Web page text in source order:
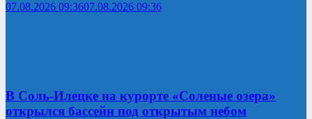
07.08.2026 09:3607.08.2026 09:36
В Соль-Илецке на курорте «Соленые озера»
открылся бассейн под открытым небом